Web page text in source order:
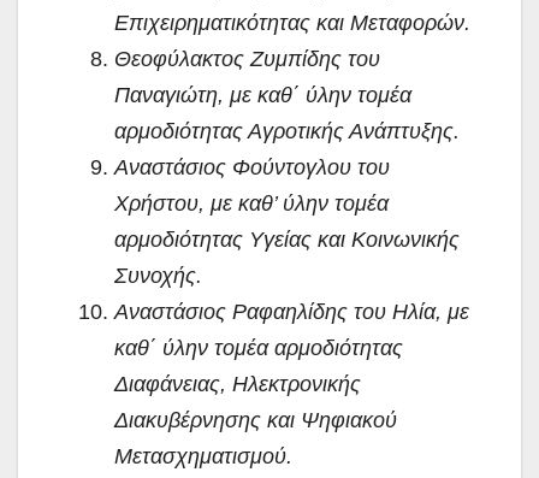
Επιχειρηματικότητας και Μεταφορών.
Θεοφύλακτος Ζυμπίδης του
Παναγιώτη, με καθ΄ ύλην τομέα
αρμοδιότητας Αγροτικής Ανάπτυξης.
Αναστάσιος Φούντογλου του
Χρήστου, με καθ’ ύλην τομέα
αρμοδιότητας Υγείας και Κοινωνικής
Συνοχής.
Αναστάσιος Ραφαηλίδης του Ηλία, με
καθ΄ ύλην τομέα αρμοδιότητας
Διαφάνειας, Ηλεκτρονικής
Διακυβέρνησης και Ψηφιακού
Μετασχηματισμού.